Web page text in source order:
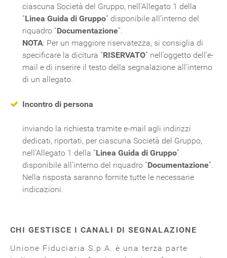
ciascuna Società del Gruppo, nell’Allegato 1 della
“Linea Guida di Gruppo” disponibile all’interno del
riquadro “Documentazione”.
NOTA: Per un maggiore riservatezza, si consiglia di
specificare la dicitura “RISERVATO” nell’oggetto dell’e-
mail e di inserire il testo della segnalazione all’interno
di un allegato.
Incontro di persona
inviando la richiesta tramite e-mail agli indirizzi
dedicati, riportati, per ciascuna Società del Gruppo,
nell’Allegato 1 della “Linea Guida di Gruppo”
disponibile all’interno del riquadro “Documentazione”.
Nella risposta saranno fornite tutte le necessarie
indicazioni.
CHI GESTISCE I CANALI DI SEGNALAZIONE
Unione Fiduciaria S.p.A. è una terza parte